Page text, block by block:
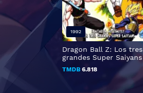
Dragon Ball Z: Los tres
grandes Super Saiyans
TMDB 6.818
1992